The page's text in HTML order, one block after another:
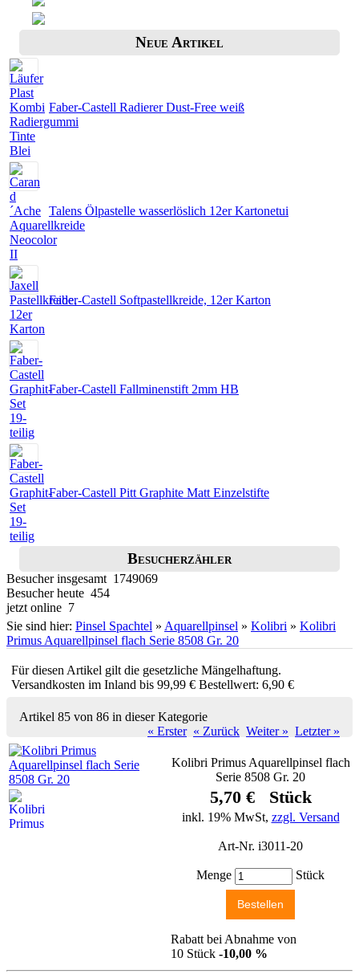
Neue Artikel
Faber-Castell Radierer Dust-Free weiß
Talens Ölpastelle wasserlöslich 12er Kartonetui
Faber-Castell Softpastellkreide, 12er Karton
Faber-Castell Fallminenstift 2mm HB
Faber-Castell Pitt Graphite Matt Einzelstifte
Besucherzähler
Besucher insgesamt 1749069
Besucher heute 454
jetzt online 7
Sie sind hier: Pinsel Spachtel » Aquarellpinsel » Kolibri » Kolibri
Primus Aquarellpinsel flach Serie 8508 Gr. 20
Für diesen Artikel gilt die gesetzliche Mängelhaftung.
Versandkosten im Inland bis 99,99 € Bestellwert: 6,90 €
Artikel 85 von 86 in dieser Kategorie
« Erster « Zurück Weiter » Letzter »
Kolibri Primus Aquarellpinsel flach
Serie 8508 Gr. 20
5,70 € Stück
inkl. 19% MwSt, zzgl. Versand
Art-Nr. i3011-20
Menge Stück
Rabatt bei Abnahme von
10 Stück -10,00 %